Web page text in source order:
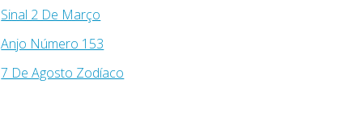
Sinal 2 De Março
Anjo Número 153
7 De Agosto Zodíaco